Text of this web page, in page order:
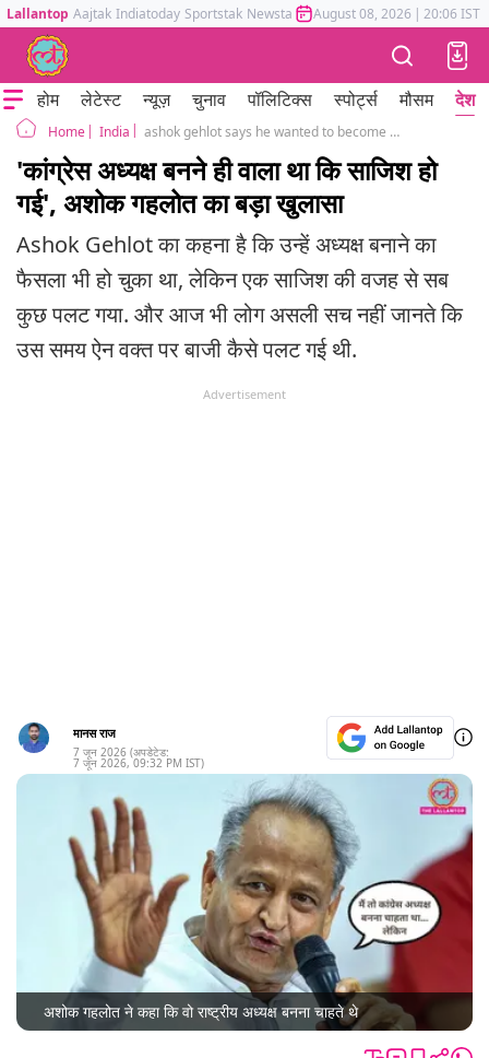
Lallantop Aajtak Indiatoday Sportstak Newstak Mumbai Tak Astrotak
August 08, 2026 | 20:06 IST
होम लेटेस्ट न्यूज़ चुनाव पॉलिटिक्स स्पोर्ट्स मौसम देश
Home India ashok gehlot says he wanted to become national president but observers did not let him
'कांग्रेस अध्यक्ष बनने ही वाला था कि साजिश हो
गई', अशोक गहलोत का बड़ा खुलासा
Ashok Gehlot का कहना है कि उन्हें अध्यक्ष बनाने का
फैसला भी हो चुका था, लेकिन एक साजिश की वजह से सब
कुछ पलट गया. और आज भी लोग असली सच नहीं जानते कि
उस समय ऐन वक्त पर बाजी कैसे पलट गई थी.
Advertisement
मानस राज
7 जून 2026 (अपडेटेड:
7 जून 2026, 09:32 PM IST)
अशोक गहलोत ने कहा कि वो राष्ट्रीय अध्यक्ष बनना चाहते थे